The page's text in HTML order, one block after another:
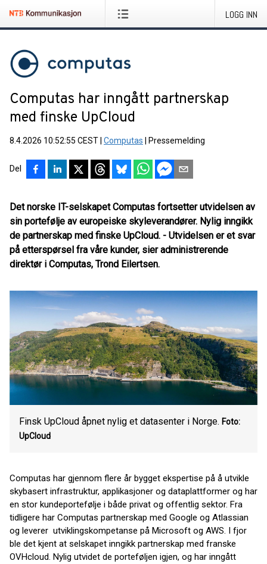
LOGG INN
Computas har inngått partnerskap
med finske UpCloud
8.4.2026 10:52:55 CEST Computas Pressemelding
Del
Det norske IT-selskapet Computas fortsetter utvidelsen av
sin portefølje av europeiske skyleverandører. Nylig inngikk
de partnerskap med finske UpCloud. - Utvidelsen er et svar
på etterspørsel fra våre kunder, sier administrerende
direktør i Computas, Trond Eilertsen.
Finsk UpCloud åpnet nylig et datasenter i Norge. Foto:
UpCloud
Computas har gjennom flere år bygget ekspertise på å utvikle
skybasert infrastruktur, applikasjoner og dataplattformer og har
en stor kundeportefølje i både privat og offentlig sektor. Fra
tidligere har Computas partnerskap med Google og Atlassian
og leverer utviklingskompetanse på Microsoft og AWS. I fjor
ble det kjent at selskapet inngikk partnerskap med franske
OVHcloud. Nylig utvidet de porteføljen igjen, og har inngått